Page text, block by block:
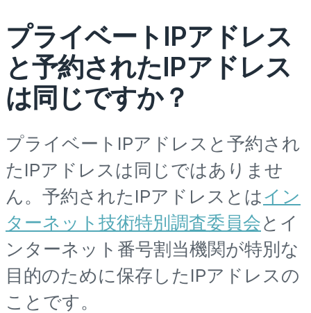
プライベートIPアドレス
と予約されたIPアドレス
は同じですか？
プライベートIPアドレスと予約され
たIPアドレスは同じではありませ
ん。予約されたIPアドレスとはイン
ターネット技術特別調査委員会とイ
ンターネット番号割当機関が特別な
目的のために保存したIPアドレスの
ことです。